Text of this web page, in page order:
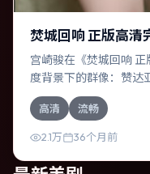
焚城回响 正版高清
宫崎骏在《焚城回响
度背景下的群像：赞达
冒险作品，故事从日常
局；视听语言统一，情
高清 流畅
2.1万 36个月前